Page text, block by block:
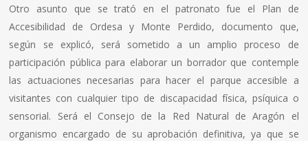
Otro asunto que se trató en el patronato fue el Plan de
Accesibilidad de Ordesa y Monte Perdido, documento que,
según se explicó, será sometido a un amplio proceso de
participación pública para elaborar un borrador que contemple
las actuaciones necesarias para hacer el parque accesible a
visitantes con cualquier tipo de discapacidad física, psíquica o
sensorial. Será el Consejo de la Red Natural de Aragón el
organismo encargado de su aprobación definitiva, ya que se